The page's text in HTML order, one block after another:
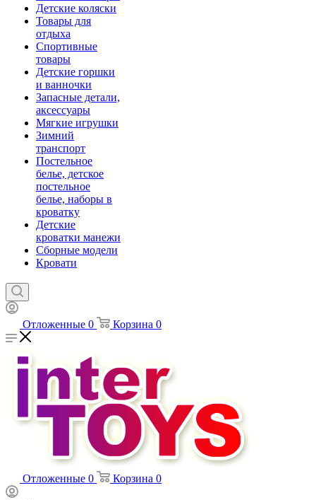
Детские коляски
Товары для
отдыха
Спортивные
товары
Детские горшки
и ванночки
Запасные детали,
аксессуары
Мягкие игрушки
Зимний
транспорт
Постельное
белье, детское
постельное
белье, наборы в
кроватку
Детские
кроватки манежи
Сборные модели
Кровати
Отложенные 0 Корзина 0
Отложенные 0 Корзина 0